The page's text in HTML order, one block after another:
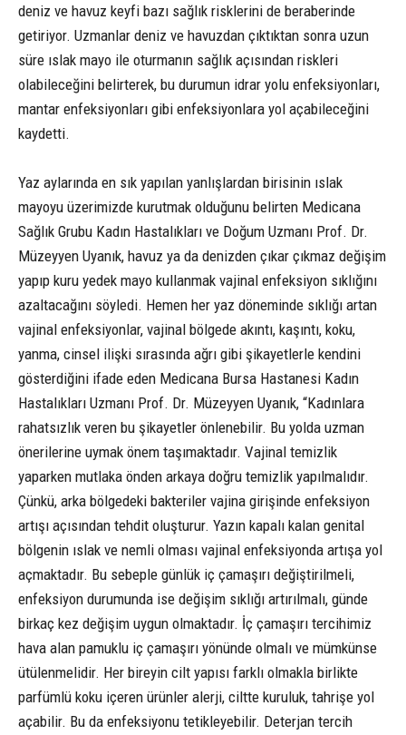
deniz ve havuz keyfi bazı sağlık risklerini de beraberinde
getiriyor. Uzmanlar deniz ve havuzdan çıktıktan sonra uzun
süre ıslak mayo ile oturmanın sağlık açısından riskleri
olabileceğini belirterek, bu durumun idrar yolu enfeksiyonları,
mantar enfeksiyonları gibi enfeksiyonlara yol açabileceğini
kaydetti.
Yaz aylarında en sık yapılan yanlışlardan birisinin ıslak
mayoyu üzerimizde kurutmak olduğunu belirten Medicana
Sağlık Grubu Kadın Hastalıkları ve Doğum Uzmanı Prof. Dr.
Müzeyyen Uyanık, havuz ya da denizden çıkar çıkmaz değişim
yapıp kuru yedek mayo kullanmak vajinal enfeksiyon sıklığını
azaltacağını söyledi. Hemen her yaz döneminde sıklığı artan
vajinal enfeksiyonlar, vajinal bölgede akıntı, kaşıntı, koku,
yanma, cinsel ilişki sırasında ağrı gibi şikayetlerle kendini
gösterdiğini ifade eden Medicana Bursa Hastanesi Kadın
Hastalıkları Uzmanı Prof. Dr. Müzeyyen Uyanık, “Kadınlara
rahatsızlık veren bu şikayetler önlenebilir. Bu yolda uzman
önerilerine uymak önem taşımaktadır. Vajinal temizlik
yaparken mutlaka önden arkaya doğru temizlik yapılmalıdır.
Çünkü, arka bölgedeki bakteriler vajina girişinde enfeksiyon
artışı açısından tehdit oluşturur. Yazın kapalı kalan genital
bölgenin ıslak ve nemli olması vajinal enfeksiyonda artışa yol
açmaktadır. Bu sebeple günlük iç çamaşırı değiştirilmeli,
enfeksiyon durumunda ise değişim sıklığı artırılmalı, günde
birkaç kez değişim uygun olmaktadır. İç çamaşırı tercihimiz
hava alan pamuklu iç çamaşırı yönünde olmalı ve mümkünse
ütülenmelidir. Her bireyin cilt yapısı farklı olmakla birlikte
parfümlü koku içeren ürünler alerji, ciltte kuruluk, tahrişe yol
açabilir. Bu da enfeksiyonu tetikleyebilir. Deterjan tercih